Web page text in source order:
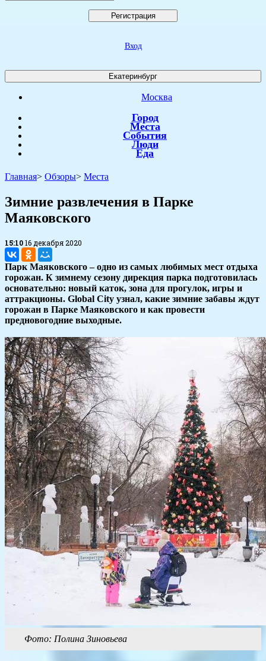
Регистрация
Вход
Екатеринбург
Москва
Город
Места
События
Люди
Еда
Главная> Обзоры> Места
​Зимние развлечения в Парке
Маяковского
15:1016 декабря 2020
Парк Маяковского – одно из самых любимых мест отдыха
горожан. К зимнему сезону дирекция парка подготовилась
основательно: новый каток, зона для прогулок, игры и
аттракционы. Global City узнал, какие зимние забавы ждут
горожан в Парке Маяковского и как провести
предновогодние выходные.
Фото: Полина Зиновьева